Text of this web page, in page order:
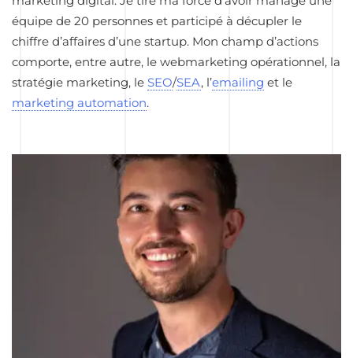
équipe de 20 personnes et participé à décupler le
chiffre d’affaires d’une startup. Mon champ d’actions
comporte, entre autre, le webmarketing opérationnel, la
stratégie marketing, le SEO/SEA, l’emailing et le
marketing automation.